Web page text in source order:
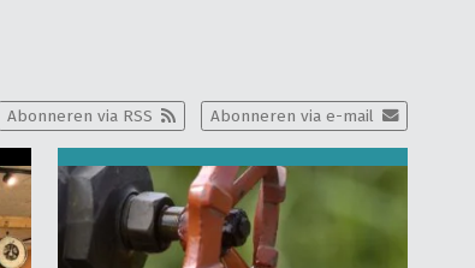
Abonneren via e-mail
Abonneren via RSS